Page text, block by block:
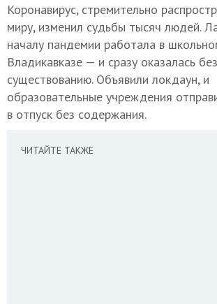
Коронавирус, стремительно
миру, изменил судьбы тысяч людей.
началу пандемии работала в
Владикавказе — и сразу оказалась
существованию. Объявили локдаун, и
образовательные учреждения
в отпуск без содержания.
ЧИТАЙТЕ ТАКЖЕ